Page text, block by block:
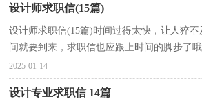
设计师求职信(15篇)
设计师求职信(15篇)时间过得太快，让人猝
间就要到来，求职信也应跟上时间的脚步了
写吗？下面是小编帮大家整理的设计师求职信
2025-01-14
设计专业求职信 14篇